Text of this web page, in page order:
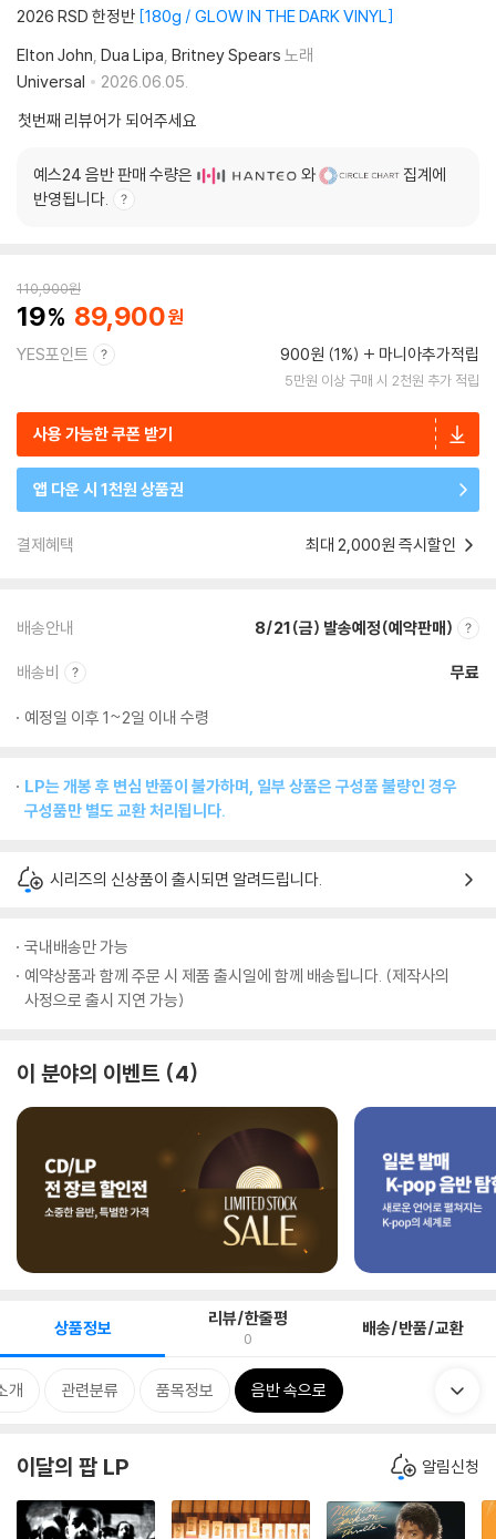
2026 RSD 한정반 180g / GLOW IN THE DARK VINYL
Elton John Dua Lipa Britney Spears 노래
Universal
2026.06.05.
첫번째 리뷰어가 되어주세요
예스24 음반 판매 수량은 와
집계에
반영됩니다.
110,900원
19 89,900
YES포인트 900원 (1%) 마니아추가적립
5만원 이상 구매 시 2천원 추가 적립
사용 가능한 쿠폰 받기
앱 다운 시 1천원 상품권
결제혜택 최대 2,000원 즉시할인
배송안내 8/21(금) 발송예정(예약판매)
배송비 무료
예정일 이후 1~2일 이내 수령
LP는 개봉 후 변심 반품이 불가하며, 일부 상품은 구성품 불량인 경우
구성품만 별도 교환 처리됩니다.
시리즈의 신상품이 출시되면 알려드립니다.
국내배송만 가능
예약상품과 함께 주문 시 제품 출시일에 함께 배송됩니다. (제작사의
사정으로 출시 지연 가능)
이 분야의 이벤트 4
상품정보 리뷰/한줄평
0 배송/반품/교환
개 관련분류 품목정보 음반 속으로
이달의 팝 LP 알림신청